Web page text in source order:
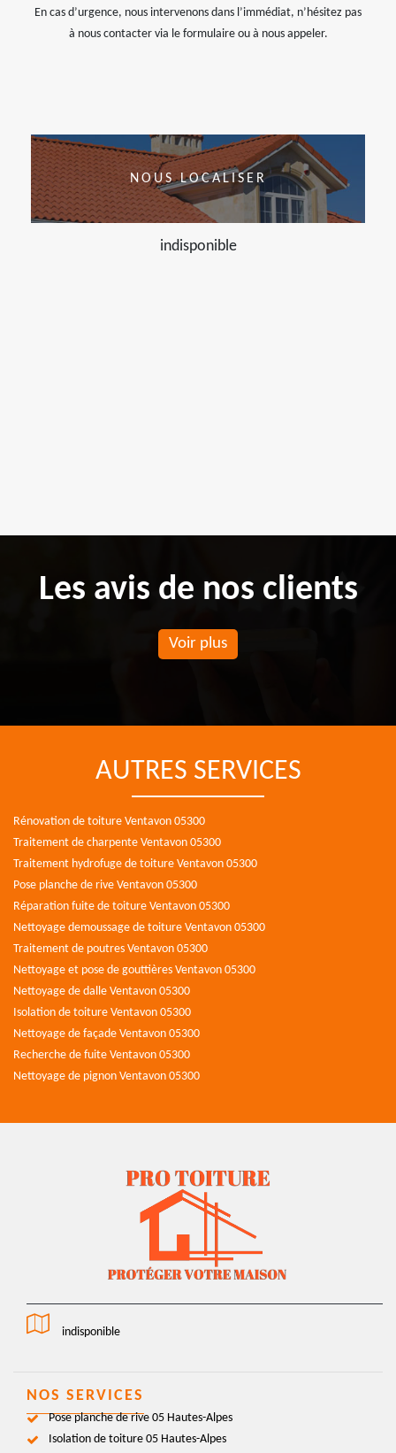
En cas d’urgence, nous intervenons dans l’immédiat, n’hésitez pas
à nous contacter via le formulaire ou à nous appeler.
NOUS LOCALISER
indisponible
Les avis de nos clients
Voir plus
AUTRES SERVICES
Rénovation de toiture Ventavon 05300
Traitement de charpente Ventavon 05300
Traitement hydrofuge de toiture Ventavon 05300
Pose planche de rive Ventavon 05300
Réparation fuite de toiture Ventavon 05300
Nettoyage demoussage de toiture Ventavon 05300
Traitement de poutres Ventavon 05300
Nettoyage et pose de gouttières Ventavon 05300
Nettoyage de dalle Ventavon 05300
Isolation de toiture Ventavon 05300
Nettoyage de façade Ventavon 05300
Recherche de fuite Ventavon 05300
Nettoyage de pignon Ventavon 05300
indisponible
NOS SERVICES
Pose planche de rive 05 Hautes-Alpes
Isolation de toiture 05 Hautes-Alpes